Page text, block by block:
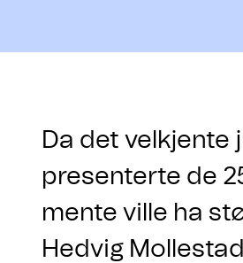
Da det velkjente
presenterte de
mente ville ha
Hedvig